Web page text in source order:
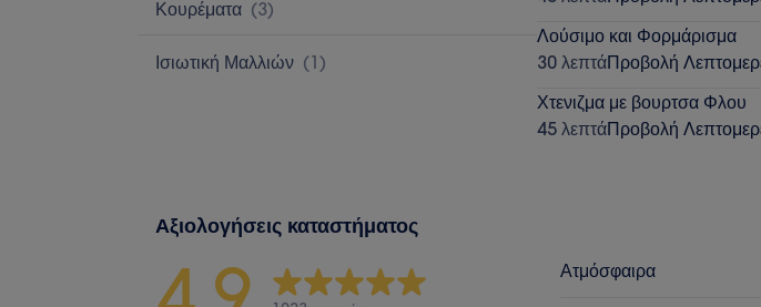
Κουρέματα (3)
Ισιωτική Μαλλιών (1)
Λούσιμο και Φορμάρισμα
30 λεπτάΠροβολή
Χτενιζμα με βουρτσα Φλου
45 λεπτάΠροβολή
Αξιολογήσεις καταστήματος
Ατμόσφαιρα